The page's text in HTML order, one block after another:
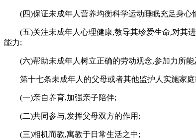
(四)保证未成年人营养均衡科学运动睡眠充足身
(五)关注未成年人心理健康,教导其珍爱生命,对其
能力;
(六)帮助未成年人树立正确的劳动观念,参加力所
第十七条未成年人的父母或者其他监护人实施家
(一)亲自养育,加强亲子陪伴;
(二)共同参与,发挥父母双方的作用;
(三)相机而教,寓教于日常生活之中;